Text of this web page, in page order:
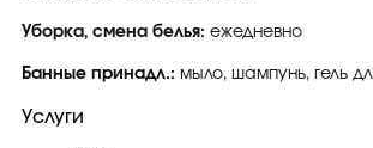
Уборка, смена белья: ежедневно
Банные принадл.: мыло, шампунь, гель
Услуги